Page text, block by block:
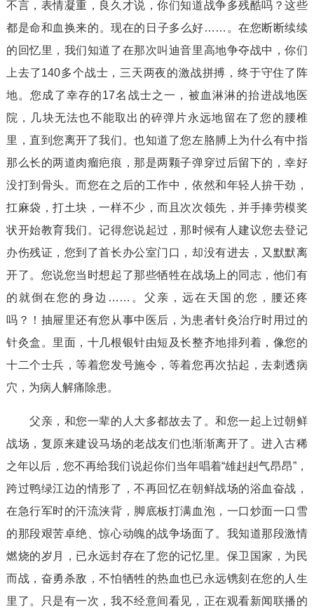
不言，表情凝重，良久才说，你们知道战争多残酷吗？这些
都是命和血换来的。现在的日子多么好……。在您断断续续
的回忆里，我们知道了在那次叫迪音里高地争夺战中，你们
上去了140多个战士，三天两夜的激战拼搏，终于守住了阵
地。您成了幸存的17名战士之一，被血淋淋的抬进战地医
院，几块无法也不能取出的碎弹片永远地留在了您的腰椎
里，直到您离开了我们。也知道了您左胳膊上为什么有中指
那么长的两道肉瘤疤痕，那是两颗子弹穿过后留下的，幸好
没打到骨头。而您在之后的工作中，依然和年轻人拚干劲，
扛麻袋，打土块，一样不少，而且次次领先，并手捧劳模奖
状开始教育我们。记得您说起过，那时候有人建议您去登记
办伤残证，您到了首长办公室门口，却没有进去，又默默离
开了。您说您当时想起了那些牺牲在战场上的同志，他们有
的就倒在您的身边……。父亲，远在天国的您，腰还疼
吗？！抽屉里还有您从事中医后，为患者针灸治疗时用过的
针灸盒。里面，十几根银针由短及长整齐地排列着，像您的
十二个士兵，等着您发号施令，等着您再次拈起，去刺透病
穴，为病人解痛除患。
父亲，和您一辈的人大多都故去了。和您一起上过朝鲜
战场，复原来建设马场的老战友们也渐渐离开了。进入古稀
之年以后，您不再给我们说起你们当年唱着“雄赳赳气昂昂”，
跨过鸭绿江边的情形了，不再回忆在朝鲜战场的浴血奋战，
在急行军时的汗流浃背，脚底板打满血泡，一口炒面一口雪
的那段艰苦卓绝、惊心动魄的战争场面了。我知道那段激情
燃烧的岁月，已永远封存在了您的记忆里。保卫国家，为民
而战，奋勇杀敌，不怕牺牲的热血也已永远镌刻在您的人生
里了。只是有一次，我不经意间看见，正在观看新闻联播的